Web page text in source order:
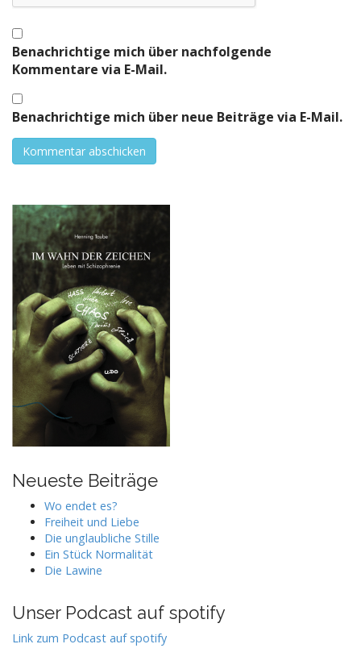
Benachrichtige mich über nachfolgende
Kommentare via E-Mail.
Benachrichtige mich über neue Beiträge via E-Mail.
Neueste Beiträge
Wo endet es?
Freiheit und Liebe
Die unglaubliche Stille
Ein Stück Normalität
Die Lawine
Unser Podcast auf spotify
Link zum Podcast auf spotify